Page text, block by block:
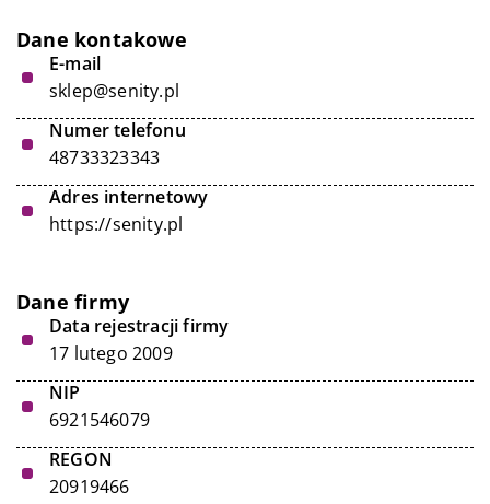
Dane kontakowe
E-mail
sklep@senity.pl
Numer telefonu
48733323343
Adres internetowy
https://senity.pl
Dane firmy
Data rejestracji firmy
17 lutego 2009
NIP
6921546079
REGON
20919466